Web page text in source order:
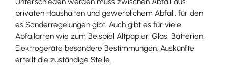
privaten Haushalten und gewerblichem Abfall, für den
es Sonderregelungen gibt. Auch gibt es für viele
Abfallarten wie zum Beispiel Altpapier, Glas, Batterien,
Elektrogeräte besondere Bestimmungen. Auskünfte
erteilt die zuständige Stelle.